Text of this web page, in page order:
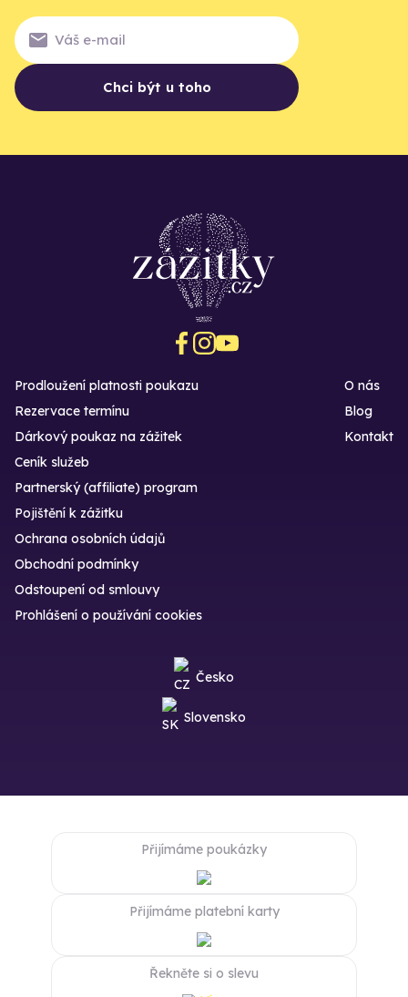
Chci být u toho
Prodloužení platnosti poukazu
Rezervace termínu
Dárkový poukaz na zážitek
O nás
Blog
Kontakt
Ceník služeb
Partnerský (affiliate) program
Pojištění k zážitku
Ochrana osobních údajů
Obchodní podmínky
Odstoupení od smlouvy
Prohlášení o používání cookies
Česko
Slovensko
Přijímáme poukázky
Přijímáme platební karty
Řekněte si o slevu